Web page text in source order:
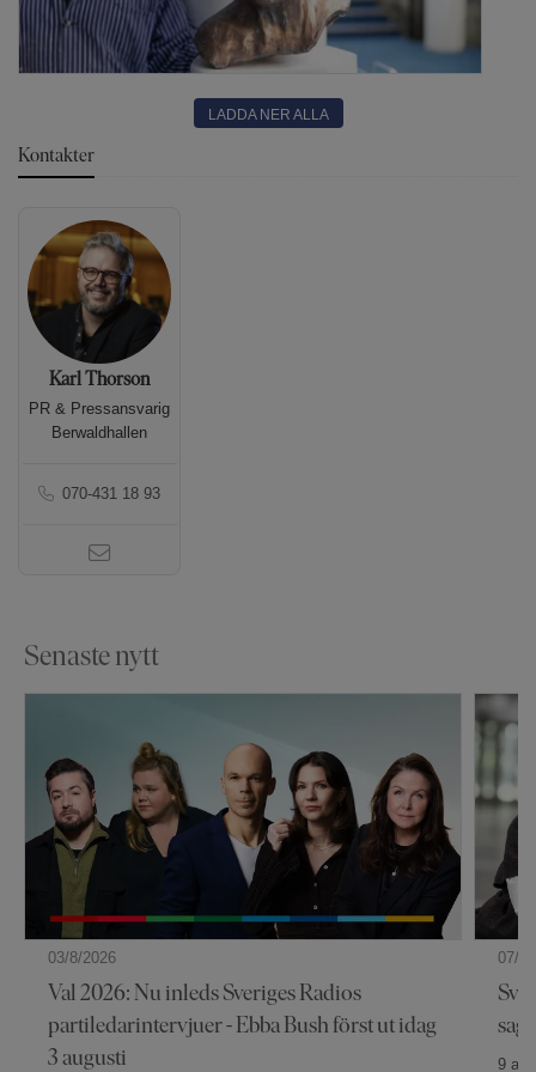
LADDA NER ALLA
Kontakter
Karl Thorson
PR & Pressansvarig
Berwaldhallen
070-431 18 93
Senaste nytt
03/8/2026
Val 2026: Nu inleds Sveriges Radios
partiledarintervjuer - Ebba Bush först ut idag
3 augusti
07/7/
9 av